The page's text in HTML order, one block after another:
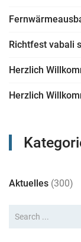
Richtfest vabali
Herzlich
Herzlich
Aktuelles (300)